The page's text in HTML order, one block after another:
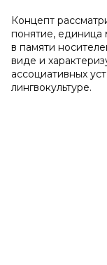
Концепт
понятие, единица
в памяти
виде и
ассоциативных
лингвокультуре.